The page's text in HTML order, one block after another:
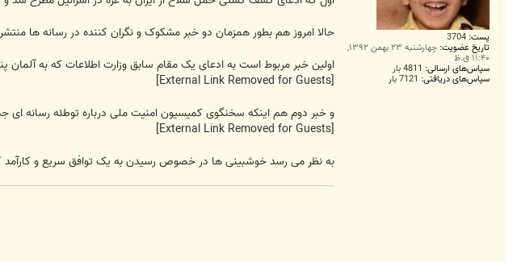
پست: 3704
تاریخ عضویت: چهارشنبه ۲۳ بهمن ۱۳۹۲,
۱۱:۴۰ ق.ظ
سپاس‌های ارسالی: 4811 بار
سپاس‌های دریافتی: 7121 بار
حالا امروز هم بطور همزمان دو خبر مشکوک و نگران کننده در رسانه ها
اولین خبر مربوط است به ادعای یک مقام سابق وزارت اطلاعات که به
[External Link Removed for Guests]
و خبر دوم هم اینکه سخنگوی کمیسیون امنیت ملی درباره توطئه رسانه
[External Link Removed for Guests]
به نظر می رسد خوشبینی ها در خصوص رسیدن به یک توافق سریع و کارآمد